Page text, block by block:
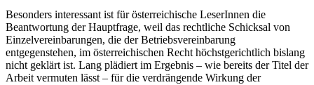
Besonders interessant ist für österreichische LeserInnen die
Beantwortung der Hauptfrage, weil das rechtliche Schicksal von
Einzelvereinbarungen, die der Betriebsvereinbarung
entgegenstehen, im österreichischen Recht höchstgerichtlich bislang
nicht geklärt ist. Lang plädiert im Ergebnis – wie bereits der Titel der
Arbeit vermuten lässt – für die verdrängende Wirkung der